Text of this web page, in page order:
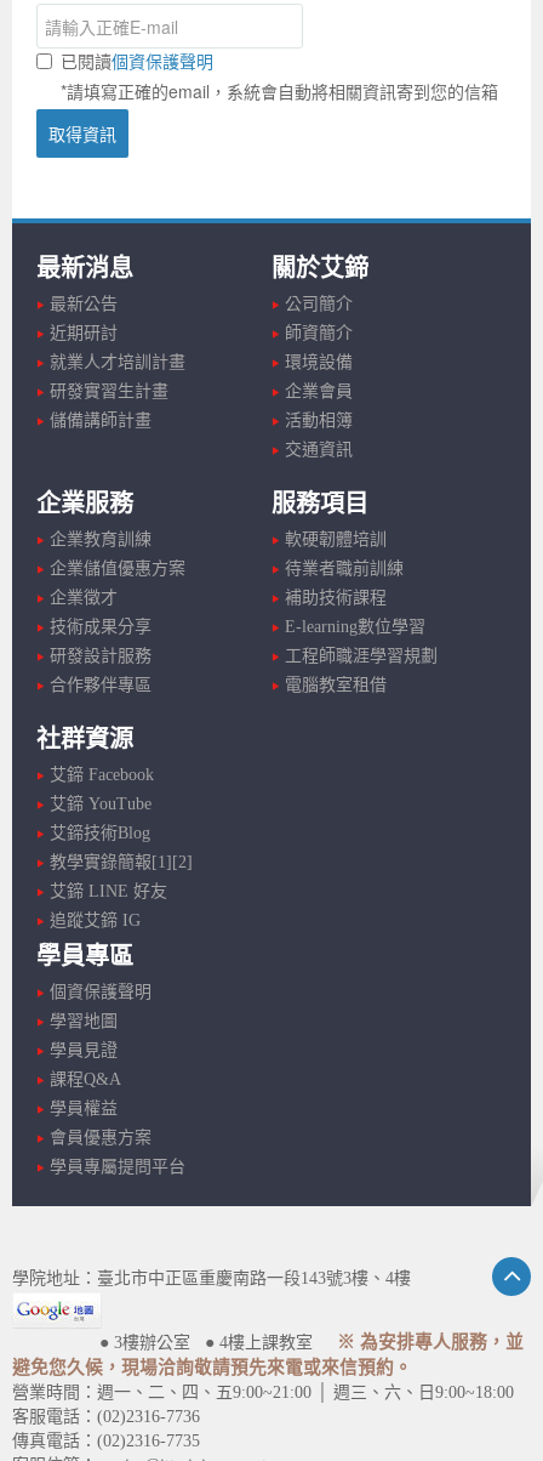
已閱讀個資保護聲明
*請填寫正確的email，系統會自動將相關資訊寄到您的信箱
取得資訊
最新消息
最新公告
近期研討
就業人才培訓計畫
研發實習生計畫
儲備講師計畫
關於艾鍗
公司簡介
師資簡介
環境設備
企業會員
活動相簿
交通資訊
企業服務
企業教育訓練
企業儲值優惠方案
企業徵才
技術成果分享
研發設計服務
合作夥伴專區
服務項目
軟硬韌體培訓
待業者職前訓練
補助技術課程
E-learning數位學習
工程師職涯學習規劃
電腦教室租借
社群資源
艾鍗 Facebook
艾鍗 YouTube
艾鍗技術Blog
教學實錄簡報[1] [2]
艾鍗 LINE 好友
追蹤艾鍗 IG
學員專區
個資保護聲明
學習地圖
學員見證
課程Q&A
學員權益
會員優惠方案
學員專屬提問平台
學院地址：臺北市中正區重慶南路一段143號3樓、4樓
● 3樓辦公室 ● 4樓上課教室
※ 為安排專人服務，並
避免您久候，現場洽詢敬請預先來電或來信預約。
營業時間：週一、二、四、五9:00~21:00 │ 週三、六、日9:00~18:00
客服電話：(02)2316-7736
傳真電話：(02)2316-7735